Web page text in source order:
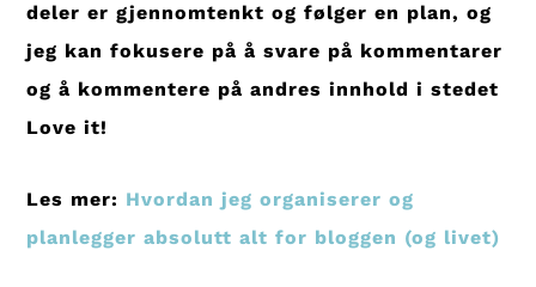
deler er gjennomtenkt og følger en plan, og
jeg kan fokusere på å svare på kommentarer
og å kommentere på andres innhold i stedet
Love it!
Les mer: Hvordan jeg organiserer og
planlegger absolutt alt for bloggen (og livet)